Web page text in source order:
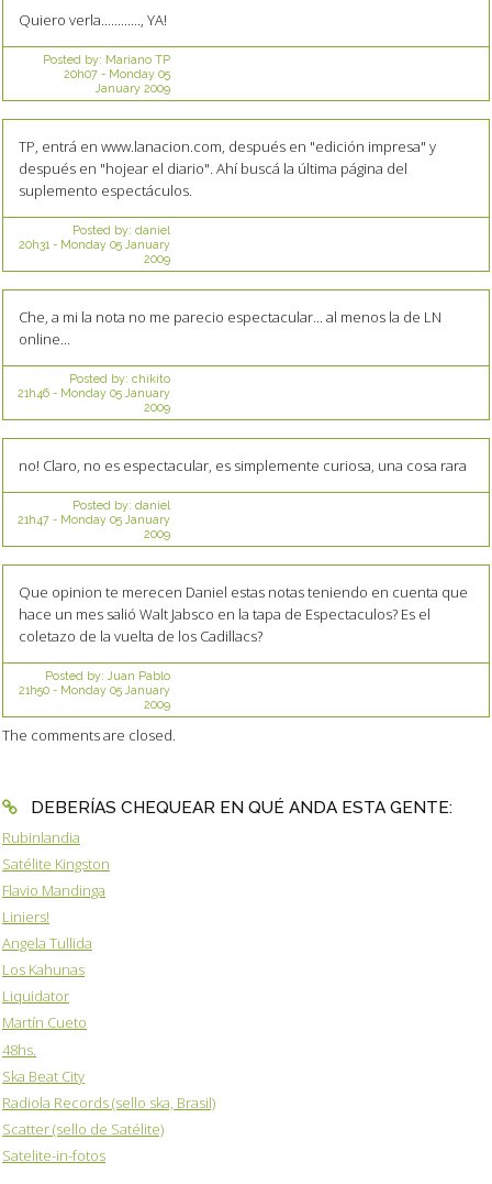
Quiero verla............, YA!
Posted by: Mariano TP
20h07- Monday 05
January 2009
TP, entrá en www.lanacion.com, después en "edición impresa" y
después en "hojear el diario". Ahí buscá la última página del
suplemento espectáculos.
Posted by: daniel
20h31 - Monday 05 January
2009
Che, a mi la nota no me parecio espectacular... al menos la de LN
online...
Posted by: chikito
21h46- Monday 05 January
2009
no! Claro, no es espectacular, es simplemente curiosa, una cosa rara
Posted by: daniel
21h47- Monday 05 January
2009
Que opinion te merecen Daniel estas notas teniendo en cuenta que
hace un mes salió Walt Jabsco en la tapa de Espectaculos? Es el
coletazo de la vuelta de los Cadillacs?
Posted by: Juan Pablo
21h50- Monday 05 January
2009
The comments are closed.
DEBERÍAS CHEQUEAR EN QUÉ ANDA ESTA GENTE:
Rubinlandia
Satélite Kingston
Flavio Mandinga
Liniers!
Angela Tullida
Los Kahunas
Liquidator
Martín Cueto
48hs.
Ska Beat City
Radiola Records (sello ska, Brasil)
Scatter (sello de Satélite)
Satelite-in-fotos